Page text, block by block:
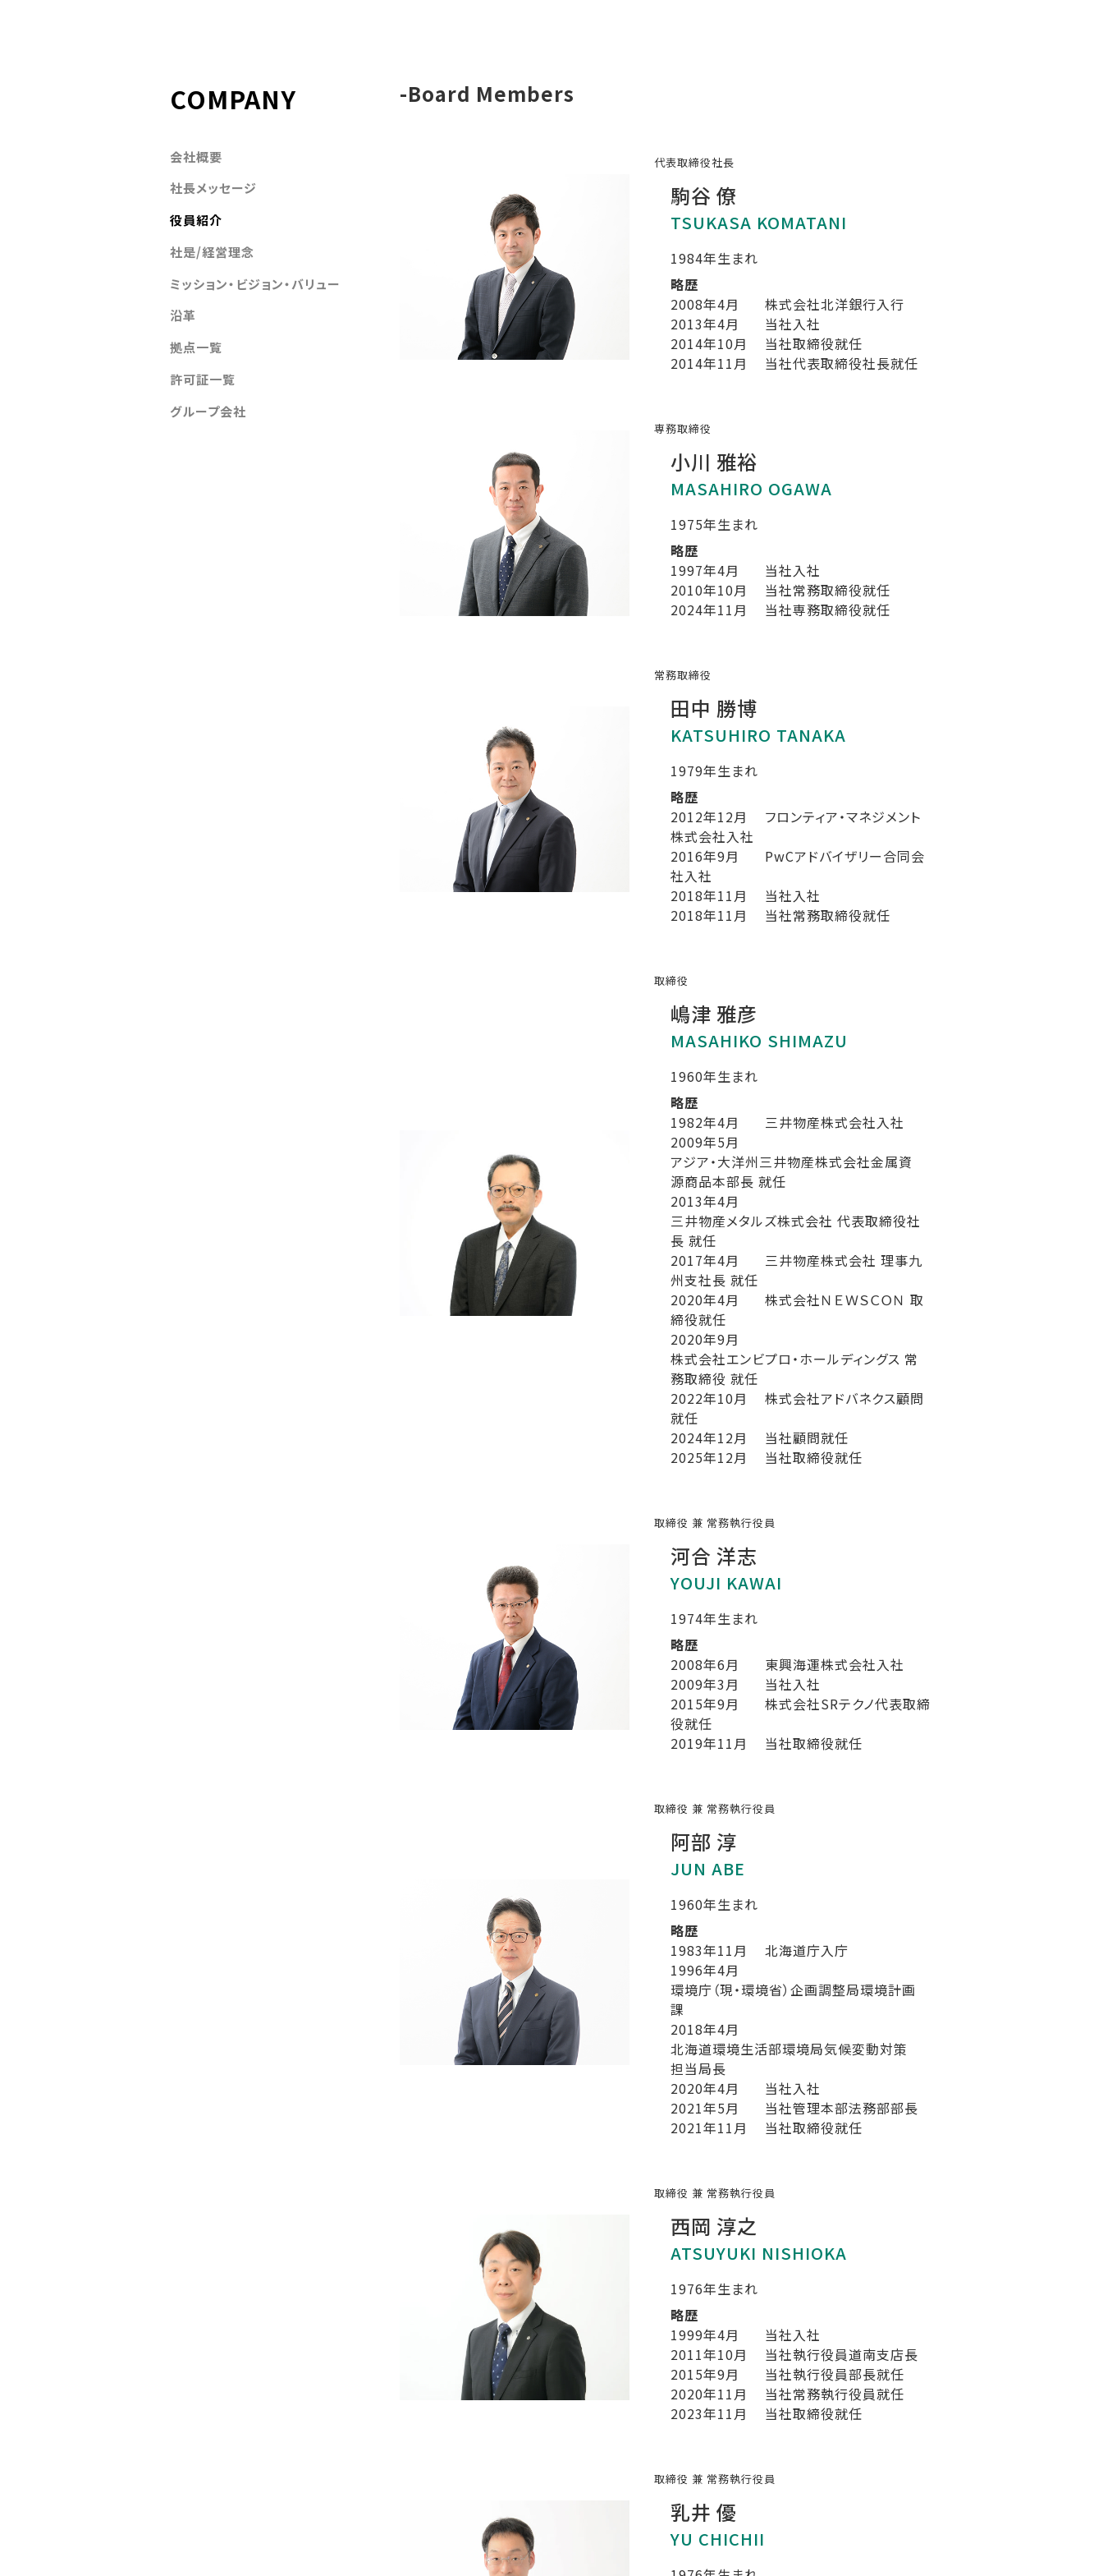
COMPANY
会社概要
社長メッセージ
役員紹介
社是/経営理念
ミッション・ビジョン・バリュー
沿革
拠点一覧
許可証一覧
グループ会社
-Board Members
代表取締役社長
駒谷 僚
TSUKASA KOMATANI
1984年生まれ
略歴
2008年4月
株式会社北洋銀行入行
2013年4月
当社入社
2014年10月
当社取締役就任
2014年11月
当社代表取締役社長就任
専務取締役
小川 雅裕
MASAHIRO OGAWA
1975年生まれ
略歴
1997年4月
当社入社
2010年10月
当社常務取締役就任
2024年11月
当社専務取締役就任
常務取締役
田中 勝博
KATSUHIRO TANAKA
1979年生まれ
略歴
2012年12月
フロンティア・マネジメント
株式会社入社
2016年9月
PwCアドバイザリー合同会
社入社
2018年11月
当社入社
2018年11月
当社常務取締役就任
取締役
嶋津 雅彦
MASAHIKO SHIMAZU
1960年生まれ
略歴
1982年4月
三井物産株式会社入社
2009年5月
アジア・大洋州三井物産株式会社金属資
源商品本部長 就任
2013年4月
三井物産メタルズ株式会社 代表取締役社
長 就任
2017年4月
三井物産株式会社 理事九
州支社長 就任
2020年4月
株式会社ＮＥＷＳＣＯＮ 取
締役就任
2020年9月
株式会社エンビプロ・ホールディングス 常
務取締役 就任
2022年10月
株式会社アドバネクス顧問
就任
2024年12月
当社顧問就任
2025年12月
当社取締役就任
取締役 兼 常務執行役員
河合 洋志
YOUJI KAWAI
1974年生まれ
略歴
2008年6月
東興海運株式会社入社
2009年3月
当社入社
2015年9月
株式会社SRテクノ代表取締
役就任
2019年11月
当社取締役就任
取締役 兼 常務執行役員
阿部 淳
JUN ABE
1960年生まれ
略歴
1983年11月
北海道庁入庁
1996年4月
環境庁（現・環境省）企画調整局環境計画
課
2018年4月
北海道環境生活部環境局気候変動対策
担当局長
2020年4月
当社入社
2021年5月
当社管理本部法務部部長
2021年11月
当社取締役就任
取締役 兼 常務執行役員
西岡 淳之
ATSUYUKI NISHIOKA
1976年生まれ
略歴
1999年4月
当社入社
2011年10月
当社執行役員道南支店長
2015年9月
当社執行役員部長就任
2020年11月
当社常務執行役員就任
2023年11月
当社取締役就任
取締役 兼 常務執行役員
乳井 優
YU CHICHII